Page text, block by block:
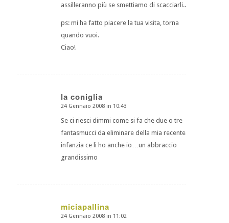
assilleranno più se smettiamo di scacciarli..
ps: mi ha fatto piacere la tua visita, torna
quando vuoi.
Ciao!
la coniglia
dice:
24 Gennaio 2008 in 10:43
Se ci riesci dimmi come si fa che due o tre
fantasmucci da eliminare della mia recente
infanzia ce li ho anche io…un abbraccio
grandissimo
miciapallina
dice:
24 Gennaio 2008 in 11:02